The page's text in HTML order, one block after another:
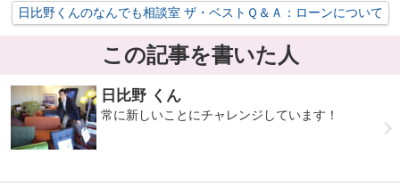
日比野くんのなんでも相談室 ザ・ベストＱ＆Ａ：ローンについて
この記事を書いた人
日比野 くん
常に新しいことにチャレンジしています！